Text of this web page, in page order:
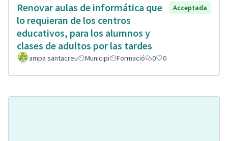
Renovar aulas de informática que
lo requieran de los centros
educativos, para los alumnos y
clases de adultos por las tardes
Acceptada
ampa santacreu Municipi Formació 0 0